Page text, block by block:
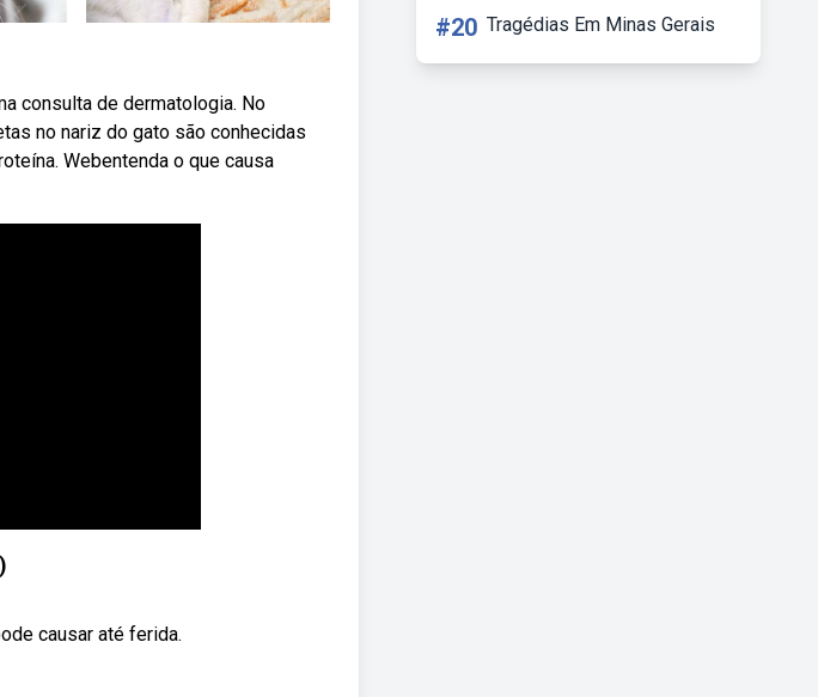
consulta de dermatologia. No
no nariz do gato são conhecidas
Webentenda o que causa
causar até ferida.
#20 Tragédias Em Minas Gerais